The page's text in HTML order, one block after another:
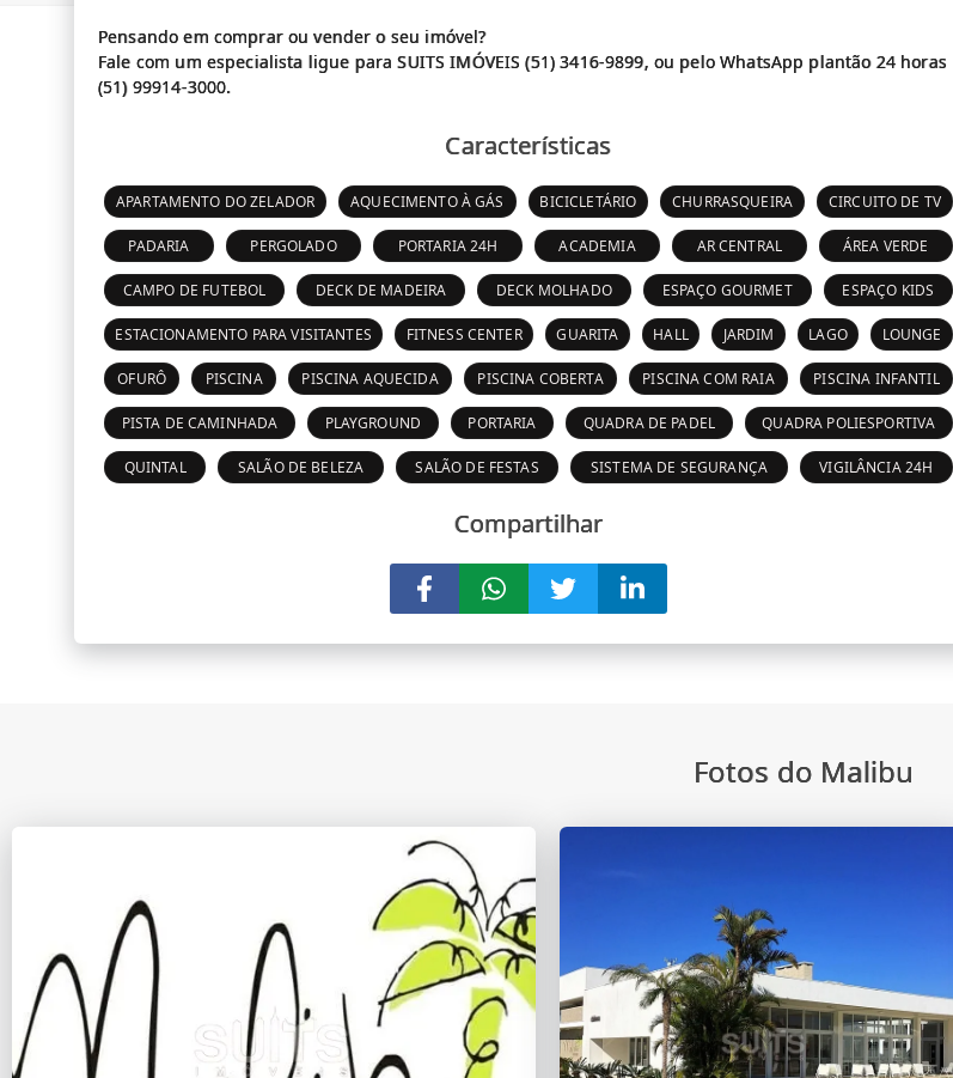
Pensando em comprar ou vender o seu imóvel?
Fale com um especialista ligue para SUITS IMÓVEIS (51) 3416-9899, ou pelo WhatsApp plantão 24 horas
Características
APARTAMENTO DO ZELADOR AQUECIMENTO À GÁS BICICLETÁRIO CHURRASQUEIRA CIRCUITO DE TV
PADARIA PERGOLADO PORTARIA 24H ACADEMIA AR CENTRAL ÁREA VERDE
CAMPO DE FUTEBOL DECK DE MADEIRA DECK MOLHADO ESPAÇO GOURMET ESPAÇO KIDS
ESTACIONAMENTO PARA VISITANTES FITNESS CENTER GUARITA HALL JARDIM LAGO LOUNGE
OFURÔ PISCINA PISCINA AQUECIDA PISCINA COBERTA PISCINA COM RAIA PISCINA INFANTIL
PISTA DE CAMINHADA PLAYGROUND PORTARIA QUADRA DE PADEL QUADRA POLIESPORTIVA
QUINTAL SALÃO DE BELEZA SALÃO DE FESTAS SISTEMA DE SEGURANÇA VIGILÂNCIA 24H
Compartilhar
Fotos do Malibu